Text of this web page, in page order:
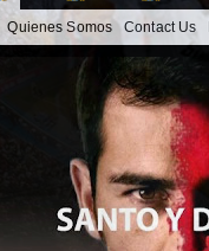
Quienes Somos Contact Us